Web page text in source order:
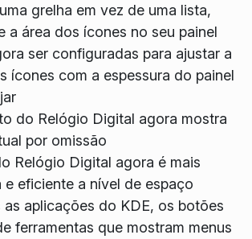
grelha em vez de uma lista,
a área dos ícones no seu painel
ser configuradas para ajustar a
ícones com a espessura do painel
do Relógio Digital agora mostra
por omissão
Relógio Digital agora é mais
e eficiente a nível de espaço
as aplicações do KDE, os botões
ferramentas que mostram menus